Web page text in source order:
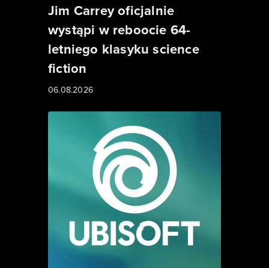
Jim Carrey oficjalnie
wystąpi w reboocie 64-
letniego klasyku science
fiction
06.08.2026